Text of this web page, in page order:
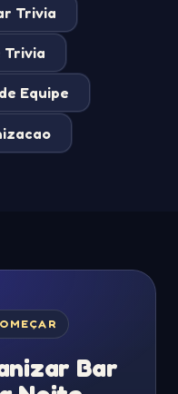
Trivia
Trivia
Equipe
Bar